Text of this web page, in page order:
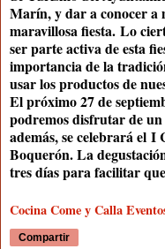
Marín, y dar a conocer a
maravillosa fiesta. Lo
ser parte activa de esta
importancia de la
usar los productos de
El próximo27 de
podremos disfrutar de
además, se celebrará el I
Boquerón. La
tres días para facilitar
Cocina Come y Calla
Compartir